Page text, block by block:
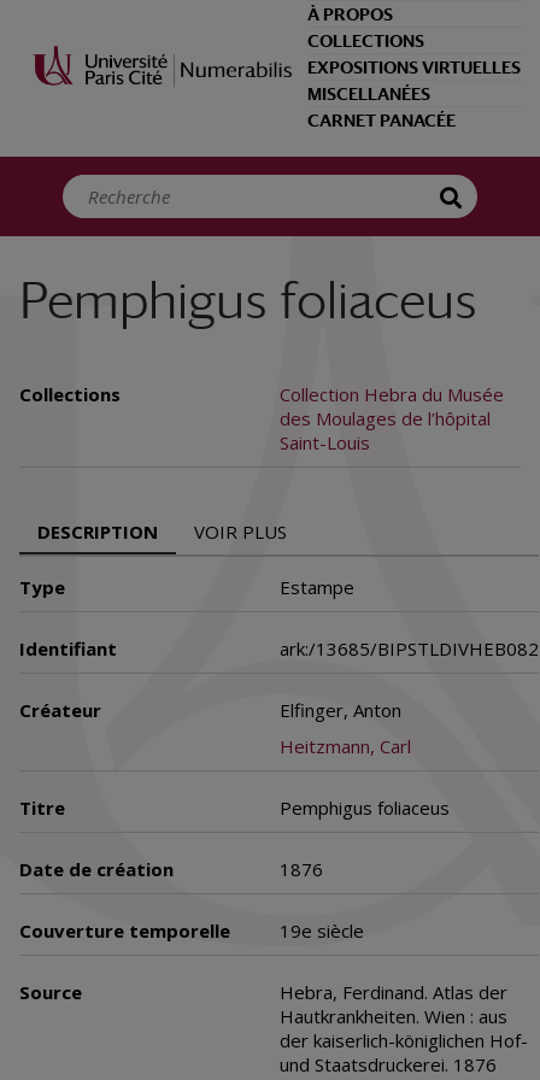
À PROPOS
COLLECTIONS
EXPOSITIONS VIRTUELLES
MISCELLANÉES
CARNET PANACÉE
Pemphigus foliaceus
Collections
Collection Hebra du Musée
des Moulages de l’hôpital
Saint-Louis
DESCRIPTION VOIR PLUS
Type Estampe
Identifiant ark:/13685/BIPSTLDIVHEB082
Créateur
Elfinger, Anton
Heitzmann, Carl
Titre Pemphigus foliaceus
Date de création 1876
Couverture temporelle 19e siècle
Source
Hebra, Ferdinand. Atlas der
Hautkrankheiten. Wien : aus
der kaiserlich-königlichen Hof-
und Staatsdruckerei. 1876